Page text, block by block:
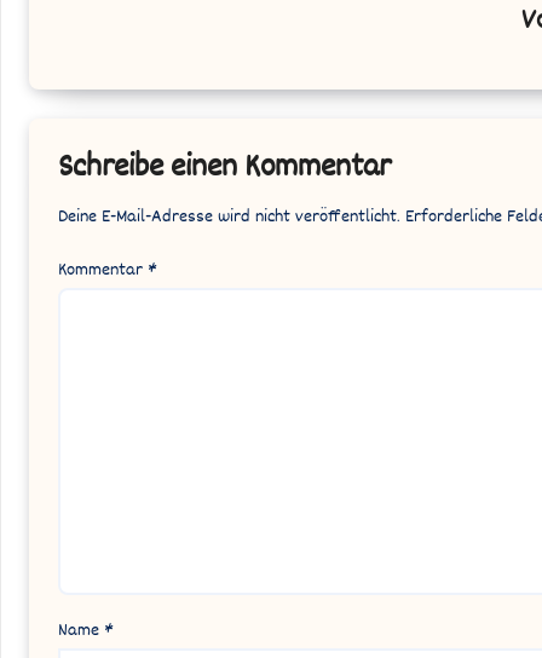
Schreibe einen Kommentar
Deine E-Mail-Adresse wird nicht veröffentlicht. Erforderliche
Kommentar *
Name *